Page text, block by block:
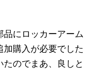
にロッカーアーム
加購入が必要でした
のでまあ、良しと